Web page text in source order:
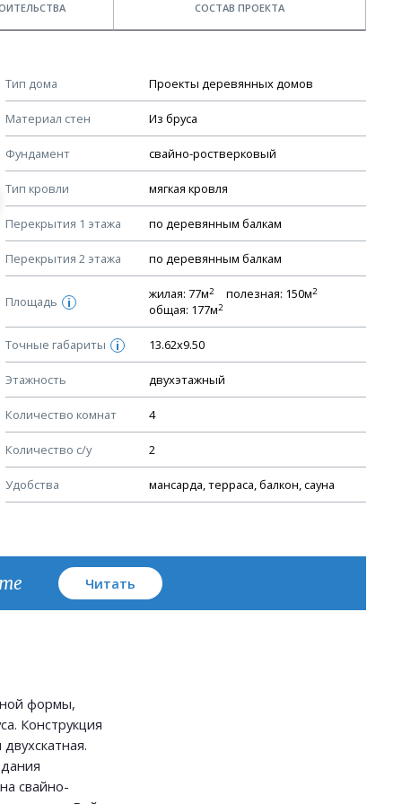
СОСТАВ ПРОЕКТА
Тип дома Проекты деревянных домов
Материал стен Из бруса
Фундамент свайно-ростверковый
Тип кровли мягкая кровля
Перекрытия 1 этажа по деревянным балкам
Перекрытия 2 этажа по деревянным балкам
Площадь i
жилая: 77м2 полезная: 150м2
общая: 177м2
Точные габариты i 13.62х9.50
Этажность двухэтажный
Количество комнат 4
Количество с/у 2
Удобства мансарда, терраса, балкон, сауна
Примечания
Стоимость строительства дома — ориентировочная!
Для более детального расчета стоимости
строительства необходима разработка сметы, согласно
стоимости материалов в вашем регионе
Мы не учитываем стоимость доставки материалов.
Смотрите советы по выбору материала в нашем
КОНСТРУКТИВНЫЕ РЕШЕНИЯ (КР)
Ведомость рабочих чертежей основного комплекта КР
План фундамента
Устройство фундамента, спецификация материалов
фундамента
Планы перекрытий этажей, спецификация элементов
Устройство перекрытий
Устройство стен
Спецификация материалов стен
Схема расположения лаг чердака (если есть)
Схема расположения элементов стропил
Спецификация элементов стропил
Устройство стропильной системы
План кровли
Читать
формы,
Конструкция
свайно-